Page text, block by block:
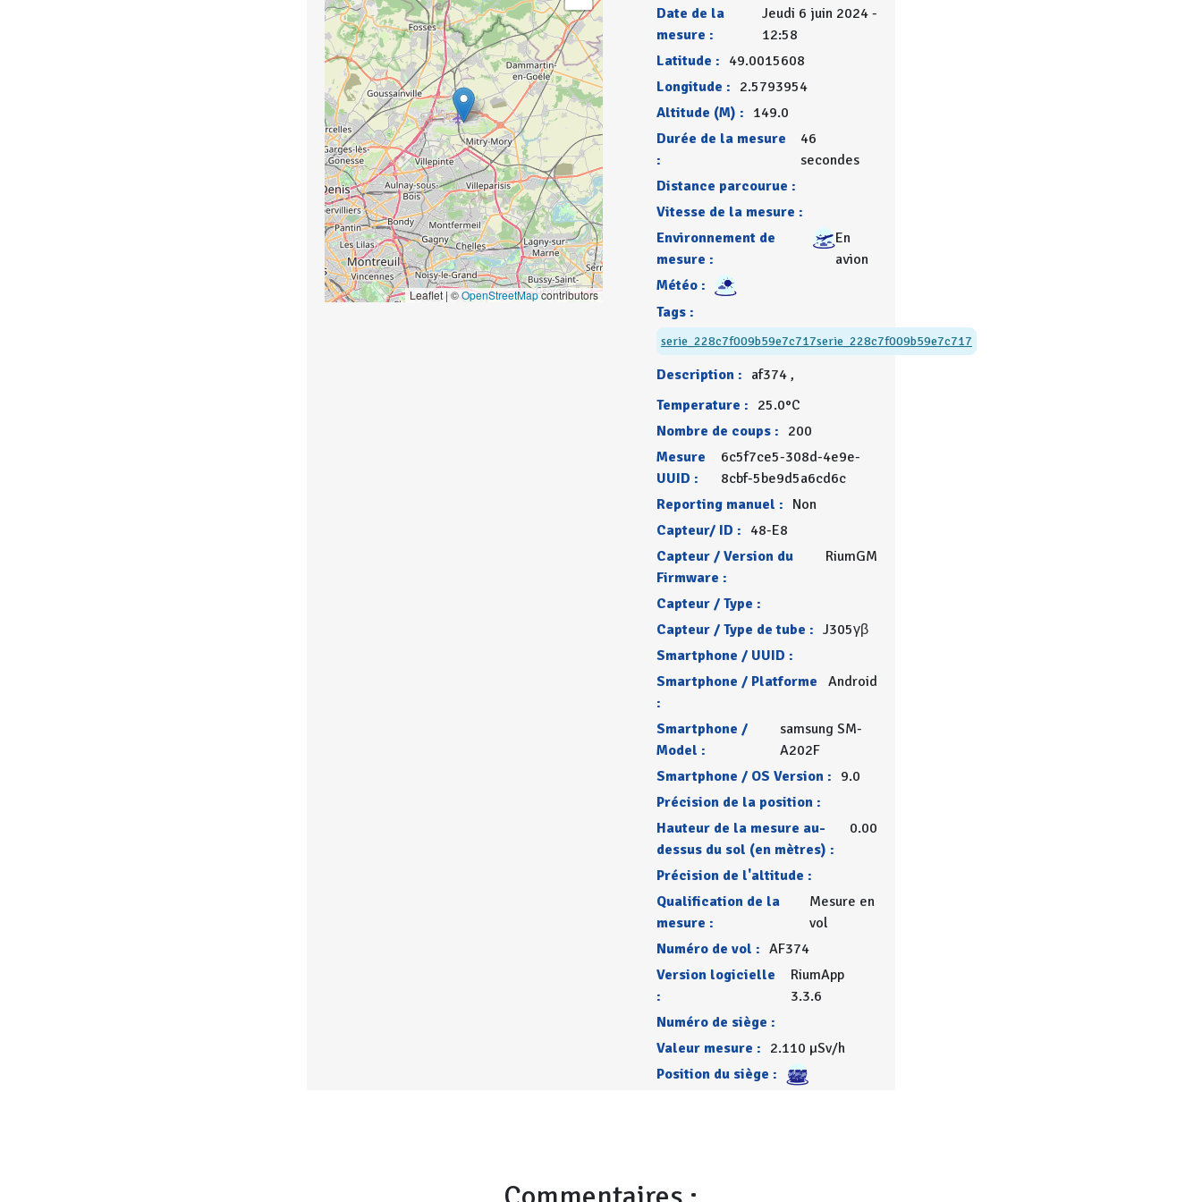
Leaflet | ©OpenStreetMapcontributors
Date de la
mesure :
Jeudi 6 juin 2024 -
12:58
Latitude : 49.0015608
Longitude : 2.5793954
Altitude (M) : 149.0
Durée de la mesure
:
46
secondes
Distance parcourue :
Vitesse de la mesure :
Environnement de
mesure :
En
avion
Météo :
Tags :
serie_228c7f009b59e7c717serie_228c7f009b59e7c717
Description : af374 ,
Temperature : 25.0°C
Nombre de coups : 200
Mesure
UUID :
6c5f7ce5-308d-4e9e-
8cbf-5be9d5a6cd6c
Reporting manuel : Non
Capteur/ ID : 48-E8
Capteur / Version du
Firmware :
RiumGM
Capteur / Type :
Capteur / Type de tube : J305γβ
Smartphone / UUID :
Smartphone / Platforme
:
Android
Smartphone /
Model :
samsung SM-
A202F
Smartphone / OS Version : 9.0
Précision de la position :
Hauteur de la mesure au-
dessus du sol (en mètres) :
0.00
Précision de l'altitude :
Qualification de la
mesure :
Mesure en
vol
Numéro de vol : AF374
Version logicielle
:
RiumApp
3.3.6
Numéro de siège :
Valeur mesure : 2.110 µSv/h
Position du siège :